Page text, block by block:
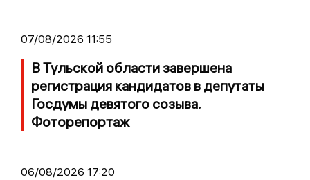
07/08/2026 11:55
В Тульской области завершена
регистрация кандидатов в депутаты
Госдумы девятого созыва.
Фоторепортаж
06/08/2026 17:20